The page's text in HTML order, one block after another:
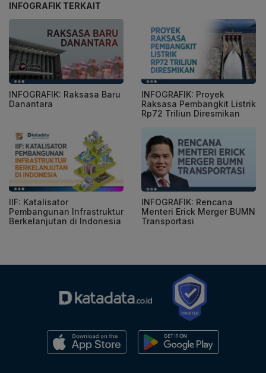
INFOGRAFIK TERKAIT
INFOGRAFIK: Raksasa Baru
Danantara
INFOGRAFIK: Proyek
Raksasa Pembangkit Listrik
Rp72 Triliun Diresmikan
IIF: Katalisator
Pembangunan Infrastruktur
Berkelanjutan di Indonesia
INFOGRAFIK: Rencana
Menteri Erick Merger BUMN
Transportasi